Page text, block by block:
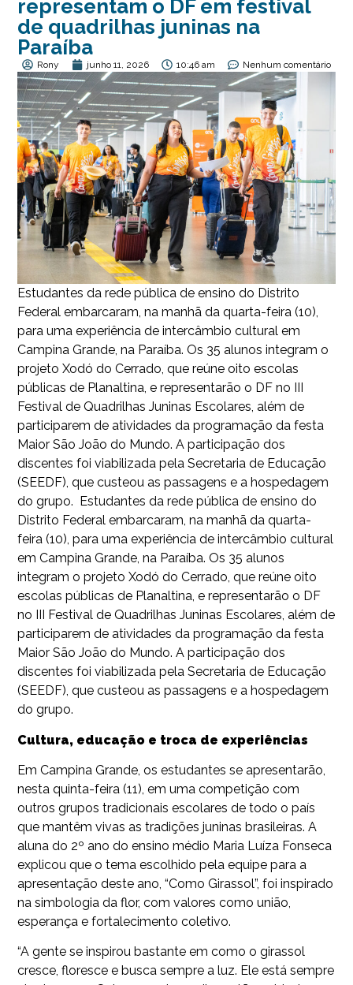
representam o DF em festival
de quadrilhas juninas na
Paraíba
Rony junho 11, 2026 10:46 am Nenhum comentário
Estudantes da rede pública de ensino do Distrito
Federal embarcaram, na manhã da quarta-feira (10),
para uma experiência de intercâmbio cultural em
Campina Grande, na Paraíba. Os 35 alunos integram o
projeto Xodó do Cerrado, que reúne oito escolas
públicas de Planaltina, e representarão o DF no III
Festival de Quadrilhas Juninas Escolares, além de
participarem de atividades da programação da festa
Maior São João do Mundo. A participação dos
discentes foi viabilizada pela Secretaria de Educação
(SEEDF), que custeou as passagens e a hospedagem
do grupo. Estudantes da rede pública de ensino do
Distrito Federal embarcaram, na manhã da quarta-
feira (10), para uma experiência de intercâmbio cultural
em Campina Grande, na Paraíba. Os 35 alunos
integram o projeto Xodó do Cerrado, que reúne oito
escolas públicas de Planaltina, e representarão o DF
no III Festival de Quadrilhas Juninas Escolares, além de
participarem de atividades da programação da festa
Maior São João do Mundo. A participação dos
discentes foi viabilizada pela Secretaria de Educação
(SEEDF), que custeou as passagens e a hospedagem
do grupo.
Cultura, educação e troca de experiências
Em Campina Grande, os estudantes se apresentarão,
nesta quinta-feira (11), em uma competição com
outros grupos tradicionais escolares de todo o país
que mantêm vivas as tradições juninas brasileiras. A
aluna do 2º ano do ensino médio Maria Luíza Fonseca
explicou que o tema escolhido pela equipe para a
apresentação deste ano, “Como Girassol”, foi inspirado
na simbologia da flor, com valores como união,
esperança e fortalecimento coletivo.
“A gente se inspirou bastante em como o girassol
cresce, floresce e busca sempre a luz. Ele está sempre